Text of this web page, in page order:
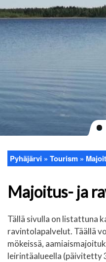
Breadcrumb
Pyhäjärvi Tourism
Majoitus- ja
Tällä sivulla on listattuna
ravintolapalvelut. Täällä
mökeissä,
leirintäalueella (päivitetty